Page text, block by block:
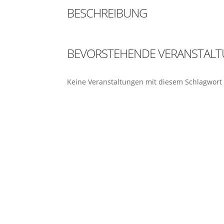
BESCHREIBUNG
BEVORSTEHENDE
Keine Veranstaltungen mit diesem Schlagwort